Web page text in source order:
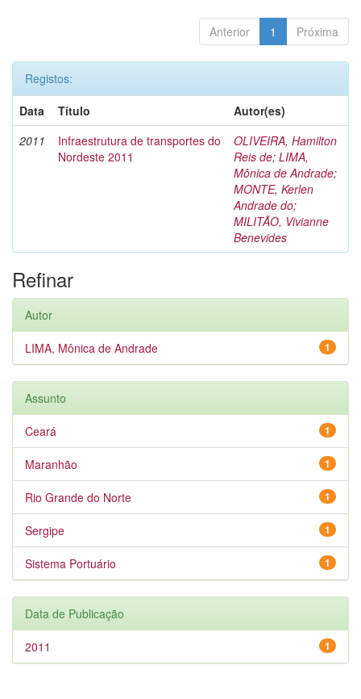
Anterior 1 Próxima
Registos:
Data
Título
Autor(es)
2011
Infraestrutura de transportes do
Nordeste 2011
OLIVEIRA, Hamilton
Reis de; LIMA,
Mônica de Andrade;
MONTE, Kerlen
Andrade do;
MILITÃO, Vivianne
Benevides
Refinar
Autor
1
LIMA, Mônica de Andrade
Assunto
1
Ceará
1
Maranhão
1
Rio Grande do Norte
1
Sergipe
1
Sistema Portuário
Data de Publicação
1
2011